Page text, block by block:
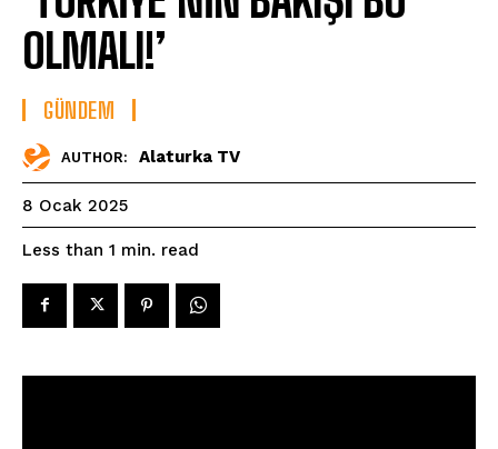
OLMALI!’
GÜNDEM
AUTHOR: Alaturka TV
8 Ocak 2025
Less than 1 min. read